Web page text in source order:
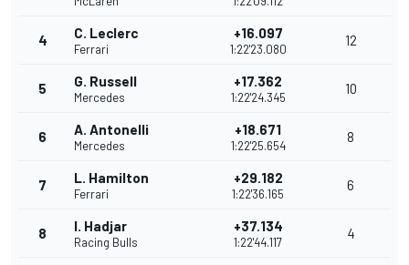
4 C. Leclerc
Ferrari
+16.097
1:22'23.080
12
5 G. Russell
Mercedes
+17.362
1:22'24.345
10
6 A. Antonelli
Mercedes
+18.671
1:22'25.654
8
7 L. Hamilton
Ferrari
+29.182
1:22'36.165
6
8 I. Hadjar
Racing Bulls
+37.134
1:22'44.117
4